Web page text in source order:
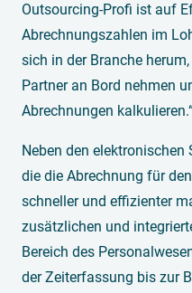
Outsourcing-Profi ist auf
Abrechnungszahlen im
sich in der Branche
Partner an Bord nehmen
Abrechnungen
Neben den elektronischen
die die Abrechnung für
schneller und effizienter
zusätzlichen und
Bereich des
der Zeiterfassung bis zur